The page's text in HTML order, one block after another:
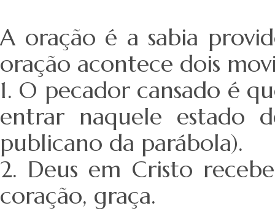
A oração é a sabia
oração acontece dois
1. O pecador cansado é
entrar naquele estado
publicano da parábola).
2. Deus em Cristo
coração, graça.